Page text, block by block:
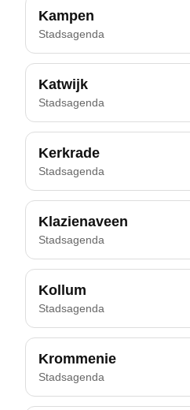
Kampen
Stadsagenda
Katwijk
Stadsagenda
Kerkrade
Stadsagenda
Klazienaveen
Stadsagenda
Kollum
Stadsagenda
Krommenie
Stadsagenda